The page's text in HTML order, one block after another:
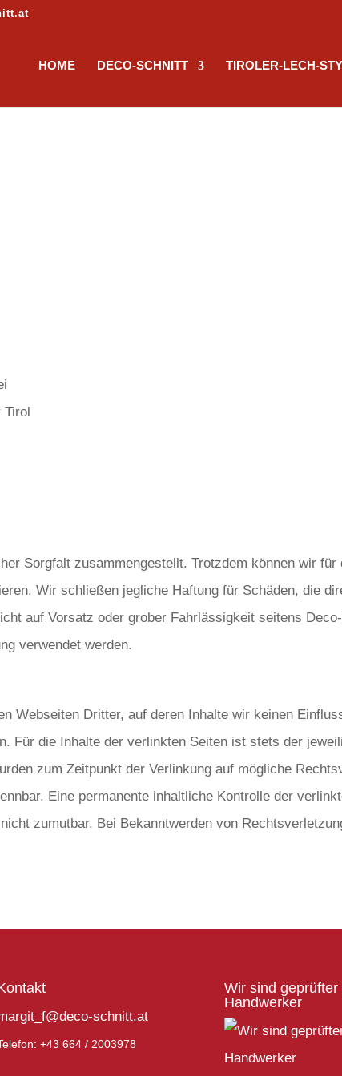
HOME DECO-SCHNITT TIROLER-LECH-
Tirol
Sorgfalt zusammengestellt. Trotzdem können wir
Wir schließen jegliche Haftung für Schäden, die
auf Vorsatz oder grober Fahrlässigkeit seitens
verwendet werden.
Webseiten Dritter, auf deren Inhalte wir keinen
Für die Inhalte der verlinkten Seiten ist stets der
zum Zeitpunkt der Verlinkung auf mögliche
Eine permanente inhaltliche Kontrolle der
zumutbar. Bei Bekanntwerden von
schnitt.at
+43 664 / 2003978
Wir sind geprüfter
Handwerker